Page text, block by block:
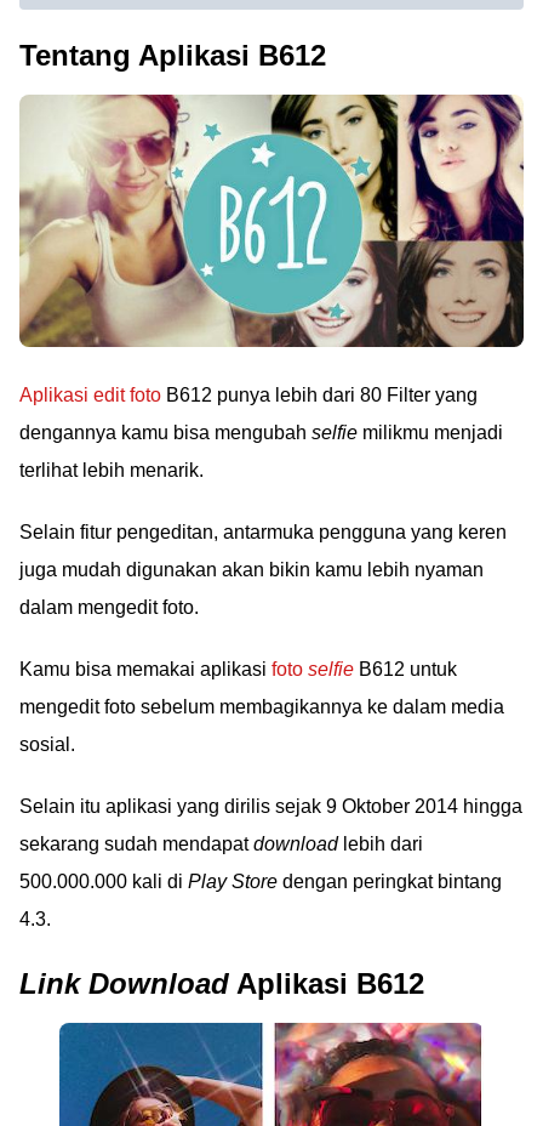
Tentang Aplikasi B612
Aplikasi edit foto B612 punya lebih dari 80 Filter yang
dengannya kamu bisa mengubah selfie milikmu menjadi
terlihat lebih menarik.
Selain fitur pengeditan, antarmuka pengguna yang keren
juga mudah digunakan akan bikin kamu lebih nyaman
dalam mengedit foto.
Kamu bisa memakai aplikasi foto selfie B612 untuk
mengedit foto sebelum membagikannya ke dalam media
sosial.
Selain itu aplikasi yang dirilis sejak 9 Oktober 2014 hingga
sekarang sudah mendapatdownloadlebih dari
500.000.000 kali di Play Store dengan peringkat bintang
4.3.
Link Download Aplikasi B612